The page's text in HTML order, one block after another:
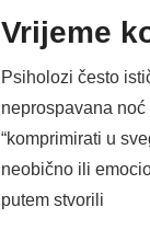
Vrijeme
Psiholozi često
neprospavana
“komprimirati u
neobično ili
putem stvorili